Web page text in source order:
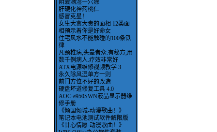
阴囊潮湿一穴除
肝硬化神药桃仁
感冒克星！
女生大富大贵的面相 12类面
相预示着你是好命女
住宅风水不能触碰的100条铁
律
凡颈椎病,头晕者众.有秘方,用
数千例病人.疗效非常好
ATX电源维修视频教学 3
永久除风湿单方一则
前门方位不好的改造
硬盘坏道修复工具 4.0
AOC-e950SWN液晶显示器维
修手册
《倾国倾城-动漫歌曲！》
笔记本电池测试软件解限版
《甘心情愿-动漫歌曲！》